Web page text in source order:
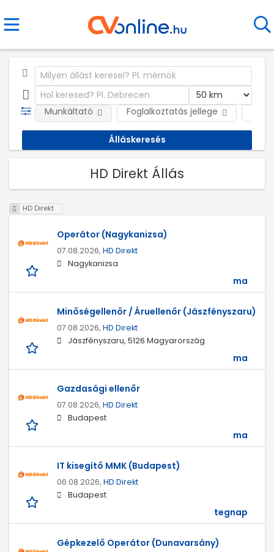
Foglalkoztatás jellege
Munkáltató
HD Direkt Állás
HD Direkt
Operátor (Nagykanizsa)
07.08.2026, HD Direkt
Nagykanizsa
ma
Minőségellenőr / Áruellenőr (Jászfényszaru)
07.08.2026, HD Direkt
Jászfényszaru, 5126 Magyarország
ma
Gazdasági ellenőr
07.08.2026, HD Direkt
Budapest
ma
IT kisegítő MMK (Budapest)
06.08.2026, HD Direkt
Budapest
tegnap
Gépkezelő Operátor (Dunavarsány)